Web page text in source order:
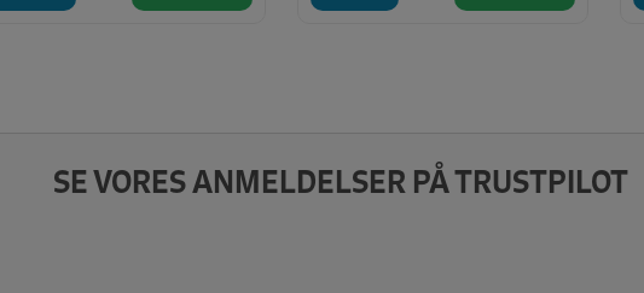
SE VORES ANMELDELSER PÅ TRUSTPILOT